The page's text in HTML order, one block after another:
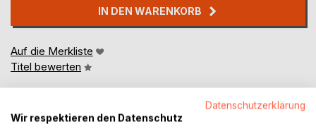
IN DEN WARENKORB
Auf die Merkliste
Titel bewerten
Datenschutzerklärung
Wir respektieren den Datenschutz